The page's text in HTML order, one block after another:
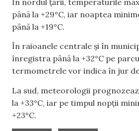
până la +29°C, iar noaptea
până la +19°C.
În raioanele centrale și în
înregistra până la +32°C pe
termometrele vor indica în jur de
La sud, meteorologii
la +33°C, iar pe timpul nopții
+23°C.